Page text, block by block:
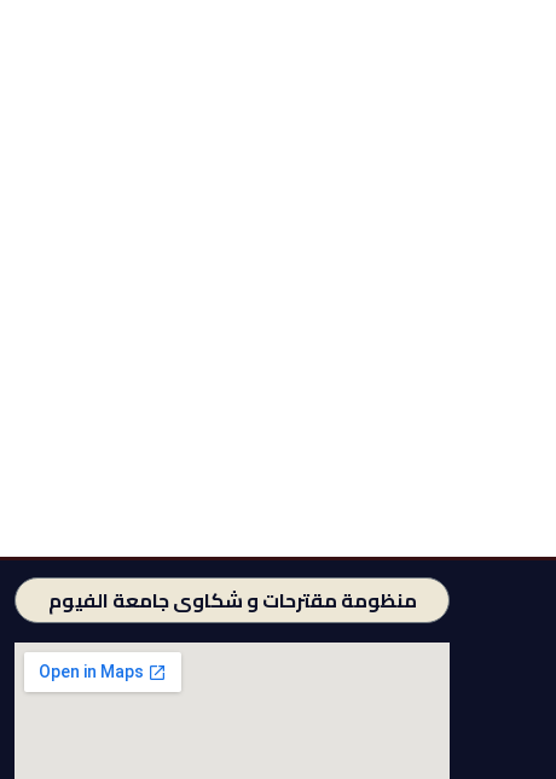
منظومة مقترحات و شكاوى جامعة الفيوم